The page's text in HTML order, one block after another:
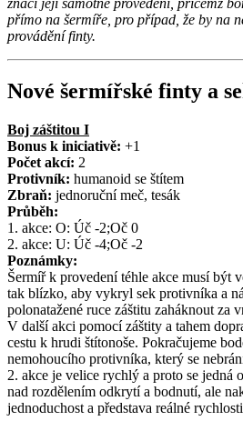
značí její samotné provedení, přičemž
přímo na šermíře, pro případ, že by na
provádění finty.
Nové šermířské finty a
Boj záštitou I
Bonus k iniciativě: +1
Počet akcí: 2
Protivník: humanoid se štítem
Zbraň: jednoruční meč, tesák
Průběh:
1. akce: O: Úč -2;Oč 0
2. akce: U: Úč -4;Oč -2
Poznámky:
Šermíř k provedení téhle akce musí být
tak blízko, aby vykryl sek protivníka a
polonatažené ruce záštitu zaháknout za
V další akci pomocí záštity a tahem
cestu k hrudi štítonoše. Pokračujeme
nemohoucího protivníka, který se
2. akce je velice rychlý a proto se jedná
nad rozdělením odkrytí a bodnutí, ale
jednoduchost a představa reálné